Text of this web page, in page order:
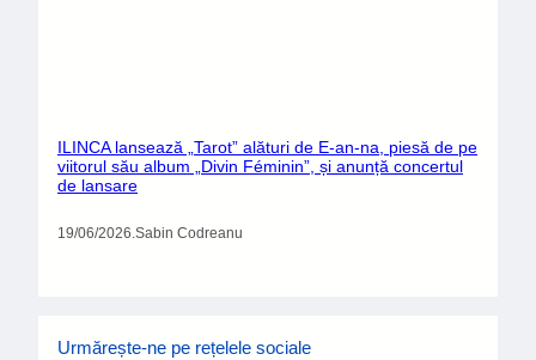
ILINCA lansează „Tarot” alături de E-an-na, piesă de pe
viitorul său album „Divin Féminin”, și anunță concertul
de lansare
19/06/2026.Sabin Codreanu
Urmărește-ne pe rețelele sociale